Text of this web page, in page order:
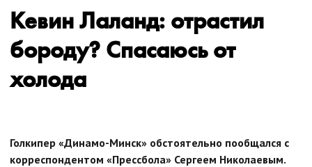
Кевин Лаланд: отрастил
бороду? Спасаюсь от
холода
Голкипер «Динамо-Минск» обстоятельно пообщался с
корреспондентом «Прессбола» Сергеем Николаевым.